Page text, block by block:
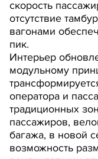
скорость
отсутствие
вагонами
пик.
Интерьер
модульному
оператора и
традиционных
пассажиров,
багажа, в новой
возможность